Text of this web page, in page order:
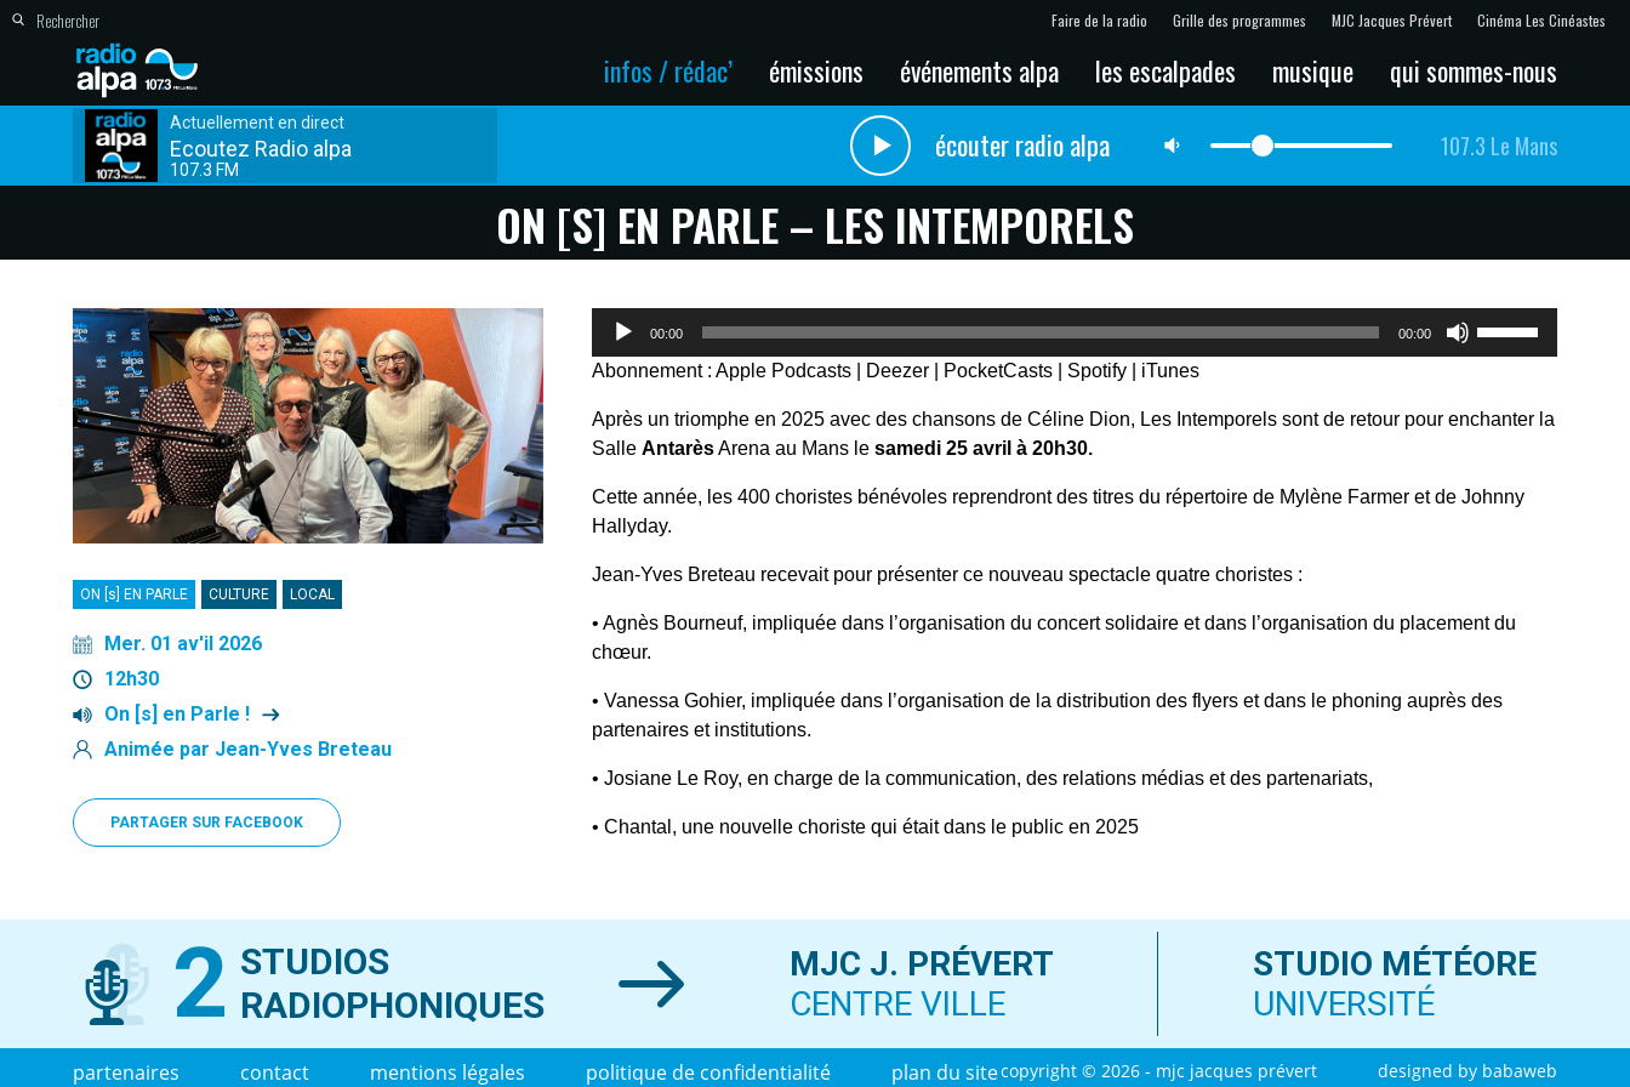
Faire de la radio Grille des programmes MJC Jacques Prévert Cinéma Les Cinéastes
infos / rédac’ émissions événements alpa les escalpades musique qui sommes-nous
Actuellement en direct
Ecoutez Radio alpa
107.3 FM
écouter radio alpa 107.3 Le Mans
ON [S] EN PARLE – LES INTEMPORELS
ON [s] EN PARLE CULTURE LOCAL
Mer. 01 av'il 2026
12h30
On [s] en Parle !
Animée par Jean-Yves Breteau
PARTAGER SUR FACEBOOK
Lecteur
00:00 00:00
haut/bas
ou
Abonnement :Apple Podcasts Deezer PocketCasts Spotify iTunes
Après un triomphe en 2025 avec des chansons de Céline Dion, Les Intemporels sont de retour pour enchanter la
SalleAntarèsArena au Mans lesamedi 25 avril à 20h30.
Cette année, les 400 choristes bénévoles reprendront des titres du répertoire de Mylène Farmer et de Johnny
Hallyday.
Jean-Yves Breteau recevait pour présenter ce nouveau spectacle quatre choristes :
• Agnès Bourneuf, impliquée dans l’organisation du concert solidaire et dans l’organisation du placement du
chœur.
• Vanessa Gohier, impliquée dans l’organisation de la distribution des flyers et dans le phoning auprès des
partenaires et institutions.
• Josiane Le Roy, en charge de la communication, des relations médias et des partenariats,
• Chantal, une nouvelle choriste qui était dans le public en 2025
2 STUDIOS
RADIOPHONIQUES
MJC J. PRÉVERT
CENTRE VILLE
STUDIO MÉTÉORE
UNIVERSITÉ
partenaires contact mentions légales politique de confidentialité plan du sitecopyright © 2026 - mjc jacques prévert designed by babaweb